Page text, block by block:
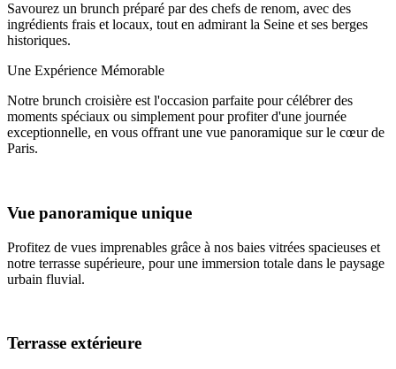
Savourez un brunch préparé par des chefs de renom, avec des
ingrédients frais et locaux, tout en admirant la Seine et ses berges
historiques.
Une Expérience Mémorable
Notre brunch croisière est l'occasion parfaite pour célébrer des
moments spéciaux ou simplement pour profiter d'une journée
exceptionnelle, en vous offrant une vue panoramique sur le cœur de
Paris.
Vue panoramique unique
Profitez de vues imprenables grâce à nos baies vitrées spacieuses et
notre terrasse supérieure, pour une immersion totale dans le paysage
urbain fluvial.
Terrasse extérieure